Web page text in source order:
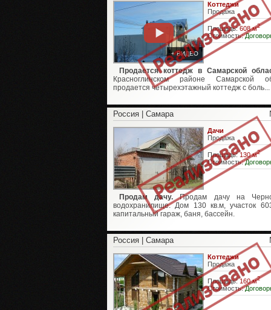
+ ВИДЕО
Коттеджи
Продажа
Площадь:608 м2
Стоимость:
Продается коттедж в Самарской
Красноглинском районе Самарской
продается четырехэтажный коттедж с боль...
Россия | Самара
Дачи
Продажа
Площадь:130 м2
Стоимость:
Продам дачу. Продам дачу на
водохранилище. Дом 130 кв.м, участок
капитальный гараж, баня, бассейн.
Россия | Самара
Коттеджи
Продажа
Площадь:160 м2
Стоимость: